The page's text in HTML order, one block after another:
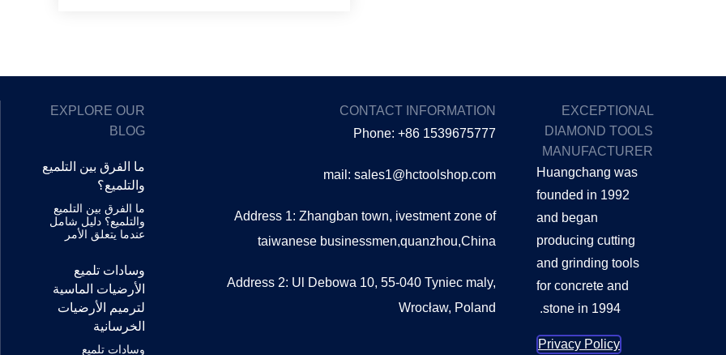
EXCEPTIONAL
DIAMOND TOOLS
MANUFACTURER
Huangchang was
founded in 1992
and began
producing cutting
and grinding tools
for concrete and
stone in 1994.
Privacy Policy
CONTACT INFORMATION
Phone: +86 1539675777
mail: sales1@hctoolshop.com
Address 1: Zhangban town, ivestment zone of
taiwanese businessmen,quanzhou,China
Address 2: Ul Debowa 10, 55-040 Tyniec maly,
Wrocław, Poland
EXPLORE OUR
BLOG
ما الفرق بين التلميع
والتلميع؟
ما الفرق بين التلميع
والتلميع؟ دليل شامل
عندما يتعلق الأمر
وسادات تلميع
الأرضيات الماسية
لترميم الأرضيات
الخرسانية
وسادات تلميع